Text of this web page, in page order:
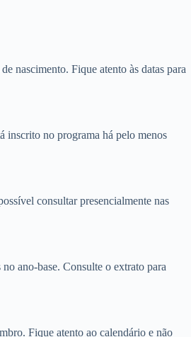
nascimento. Fique atento às datas para
inscrito no programa há pelo menos
consultar presencialmente nas
ano-base. Consulte o extrato para
Fique atento ao calendário e não